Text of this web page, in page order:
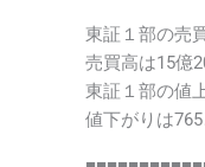
東証１部の売
売買高は15億
東証１部の値
値下がりは